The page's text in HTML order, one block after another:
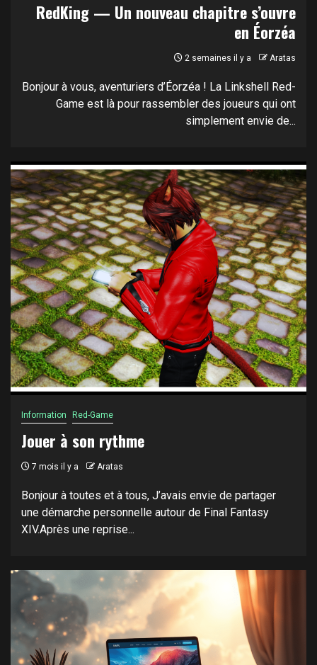
RedKing — Un nouveau chapitre s’ouvre
en Éorzéa
2 semaines il y a Aratas
Bonjour à vous, aventuriers d’Éorzéa ! La Linkshell Red-
Game est là pour rassembler des joueurs qui ont
simplement envie de...
Information Red-Game
Jouer à son rythme
7 mois il y a Aratas
Bonjour à toutes et à tous, J’avais envie de partager
une démarche personnelle autour de Final Fantasy
XIV.Après une reprise...